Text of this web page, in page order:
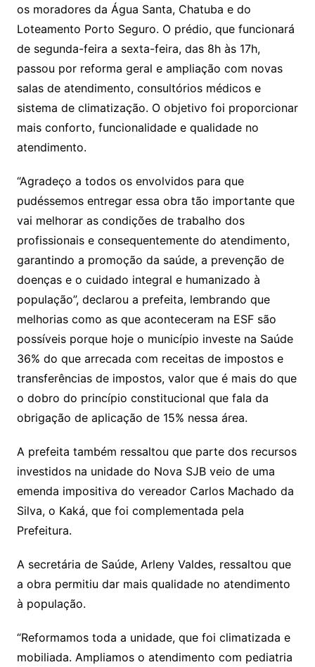
os moradores da Água Santa, Chatuba e do
Loteamento Porto Seguro. O prédio, que funcionará
de segunda-feira a sexta-feira, das 8h às 17h,
passou por reforma geral e ampliação com novas
salas de atendimento, consultórios médicos e
sistema de climatização. O objetivo foi proporcionar
mais conforto, funcionalidade e qualidade no
atendimento.
“Agradeço a todos os envolvidos para que
pudéssemos entregar essa obra tão importante que
vai melhorar as condições de trabalho dos
profissionais e consequentemente do atendimento,
garantindo a promoção da saúde, a prevenção de
doenças e o cuidado integral e humanizado à
população”, declarou a prefeita, lembrando que
melhorias como as que aconteceram na ESF são
possíveis porque hoje o município investe na Saúde
36% do que arrecada com receitas de impostos e
transferências de impostos, valor que é mais do que
o dobro do princípio constitucional que fala da
obrigação de aplicação de 15% nessa área.
A prefeita também ressaltou que parte dos recursos
investidos na unidade do Nova SJB veio de uma
emenda impositiva do vereador Carlos Machado da
Silva, o Kaká, que foi complementada pela
Prefeitura.
A secretária de Saúde, Arleny Valdes, ressaltou que
a obra permitiu dar mais qualidade no atendimento
à população.
“Reformamos toda a unidade, que foi climatizada e
mobiliada. Ampliamos o atendimento com pediatria